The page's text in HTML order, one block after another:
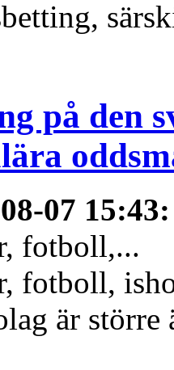
på den
07 15:43:
fotboll,...
fotboll,
är större